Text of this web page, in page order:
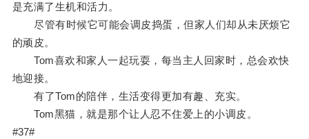
是充满了生机和活力。
尽管有时候它可能会调皮捣蛋，但家人们却从未厌烦它
的顽皮。
Tom喜欢和家人一起玩耍，每当主人回家时，总会欢快
地迎接。
有了Tom的陪伴，生活变得更加有趣、充实。
Tom黑猫，就是那个让人忍不住爱上的小调皮。
#37#